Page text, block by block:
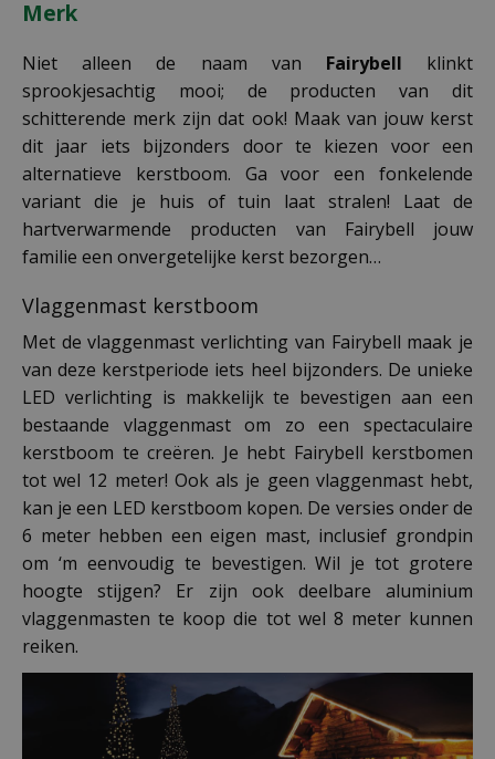
Merk
Niet alleen de naam van Fairybell klinkt
sprookjesachtig mooi; de producten van dit
schitterende merk zijn dat ook! Maak van jouw kerst
dit jaar iets bijzonders door te kiezen voor een
alternatieve kerstboom. Ga voor een fonkelende
variant die je huis of tuin laat stralen! Laat de
hartverwarmende producten van Fairybell jouw
familie een onvergetelijke kerst bezorgen…
Vlaggenmast kerstboom
Met de vlaggenmast verlichting van Fairybell maak je
van deze kerstperiode iets heel bijzonders. De unieke
LED verlichting is makkelijk te bevestigen aan een
bestaande vlaggenmast om zo een spectaculaire
kerstboom te creëren. Je hebt Fairybell kerstbomen
tot wel 12 meter! Ook als je geen vlaggenmast hebt,
kan je een LED kerstboom kopen. De versies onder de
6 meter hebben een eigen mast, inclusief grondpin
om ‘m eenvoudig te bevestigen. Wil je tot grotere
hoogte stijgen? Er zijn ook deelbare aluminium
vlaggenmasten te koop die tot wel 8 meter kunnen
reiken.